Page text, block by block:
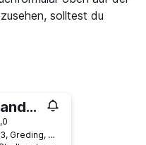
solltest du
Hotel-Landgasthof Schuster
2
Marktplatz 23, Greding, Bayern, Deutschland